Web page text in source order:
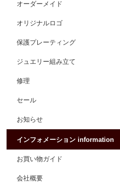
オーダーメイド
オリジナルロゴ
保護プレーティング
ジュエリー組み立て
修理
セール
お知らせ
インフォメーション information
お買い物ガイド
会社概要